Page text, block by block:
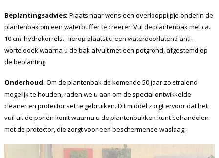
Beplantingsadvies: Plaats naar wens een overlooppijpje onderin de
plantenbak om een waterbuffer te creëren Vul de plantenbak met ca.
10 cm. hydrokorrels. Hierop plaatst u een waterdoorlatend anti-
worteldoek waarna u de bak afvult met een potgrond, afgestemd op
de beplanting.
Onderhoud: Om de plantenbak de komende 50 jaar zo stralend
mogelijk te houden, raden we u aan om de special ontwikkelde
cleaner en protector set te gebruiken. Dit middel zorgt ervoor dat het
vuil uit de poriën komt waarna u de plantenbakken kunt behandelen
met de protector, die zorgt voor een beschermende waslaag.